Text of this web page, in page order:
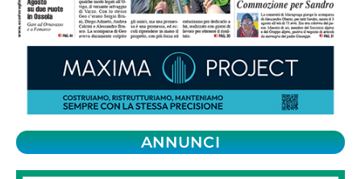
ANNUNCI